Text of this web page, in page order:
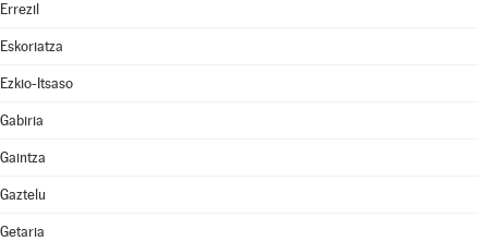
Errezil
Eskoriatza
Ezkio-Itsaso
Gabiria
Gaintza
Gaztelu
Getaria